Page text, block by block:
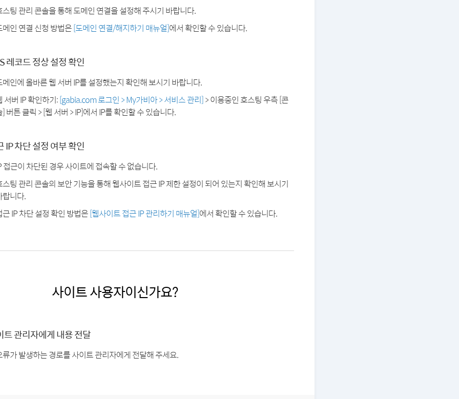
스팅 관리 콘솔을 통해 도메인 연결을 설정해 주시기 바랍니다.
메인 연결 신청 방법은[도메인 연결/해지하기 매뉴얼]에서 확인할 수 있습니다.
레코드 정상 설정 확인
메인에 올바른 웹 서버 IP를 설정했는지 확인해 보시기 바랍니다.
서버 IP 확인하기:[gabia.com 로그인 > My가비아 > 서비스 관리]> 이용중인 호스팅 우측 [콘
] 버튼 클릭 > [웹 서버 > IP]에서 IP를 확인할 수 있습니다.
IP 차단 설정 여부 확인
접근이 차단된 경우 사이트에 접속할 수 없습니다.
스팅 관리 콘솔의 보안 기능을 통해 웹사이트 접근 IP 제한 설정이 되어 있는지 확인해 보시기
랍니다.
근 IP 차단 설정 확인 방법은[웹사이트 접근 IP 관리하기 매뉴얼]에서 확인할 수 있습니다.
사이트 사용자이신가요?
트 관리자에게 내용 전달
류가 발생하는 경로를 사이트 관리자에게 전달해 주세요.